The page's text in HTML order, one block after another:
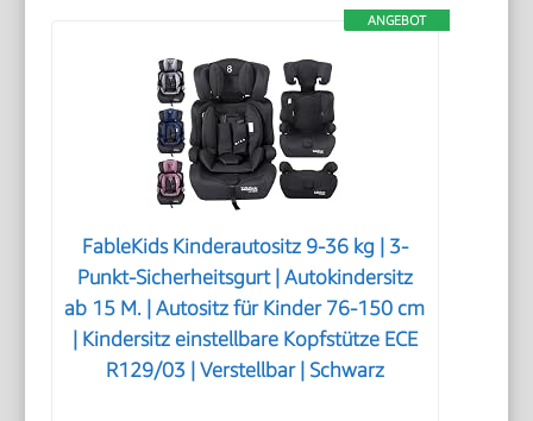
ANGEBOT
FableKids Kinderautositz 9-36 kg | 3-
Punkt-Sicherheitsgurt | Autokindersitz
ab 15 M. | Autositz für Kinder 76-150 cm
| Kindersitz einstellbare Kopfstütze ECE
R129/03 | Verstellbar | Schwarz